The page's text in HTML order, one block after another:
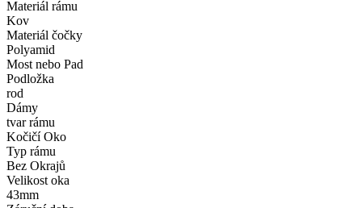
Materiál rámu
Kov
Materiál čočky
Polyamid
Most nebo Pad
Podložka
rod
Dámy
tvar rámu
Kočičí Oko
Typ rámu
Bez Okrajů
Velikost oka
43mm